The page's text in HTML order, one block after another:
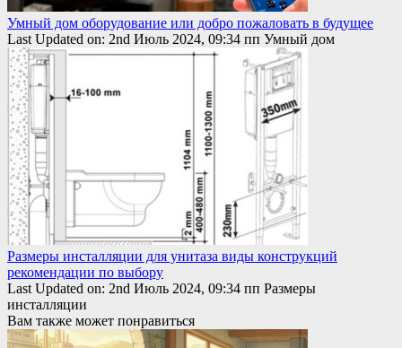
Умный дом оборудование или добро пожаловать в будущее
Last Updated on: 2nd Июль 2024, 09:34 пп Умный дом
Размеры инсталляции для унитаза виды конструкций
рекомендации по выбору
Last Updated on: 2nd Июль 2024, 09:34 пп Размеры
инсталляции
Вам также может понравиться